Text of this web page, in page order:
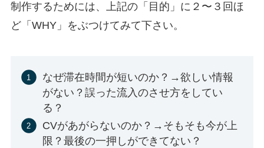
制作するためには、上記の「目的」に２〜３回ほ
ど「WHY」をぶつけてみて下さい。
なぜ滞在時間が短いのか？→欲しい情報
がない？誤った流入のさせ方をしてい
る？
CVがあがらないのか？→そもそも今が上
限？最後の一押しができてない？